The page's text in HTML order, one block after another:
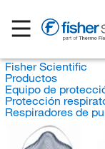
Fisher Scientific
Productos
Equipo de
Protección
Respiradores de